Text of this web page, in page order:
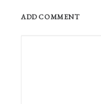
ADD COMMENT